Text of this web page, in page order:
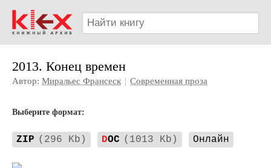
2013. Конец времен
Автор: Миральес Франсеск | Современная проза
Выберите формат:
ZIP (296 Kb) DOC (1013 Kb) Онлайн